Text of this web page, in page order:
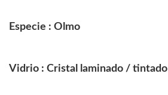
Especie : Olmo
Vidrio : Cristal laminado / tintado